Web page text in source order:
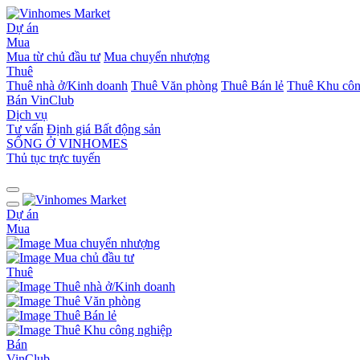
Dự án
Mua
Mua từ chủ đầu tư Mua chuyển nhượng
Thuê
Thuê nhà ở/Kinh doanh Thuê Văn phòng Thuê Bán lẻ Thuê Khu
Bán VinClub
Dịch vụ
Tư vấn Định giá Bất động sản
SỐNG Ở VINHOMES
Thủ tục trực tuyến
Dự án
Mua
Mua chuyển nhượng
Mua chủ đầu tư
Thuê
Thuê nhà ở/Kinh doanh
Thuê Văn phòng
Thuê Bán lẻ
Thuê Khu công nghiệp
Bán